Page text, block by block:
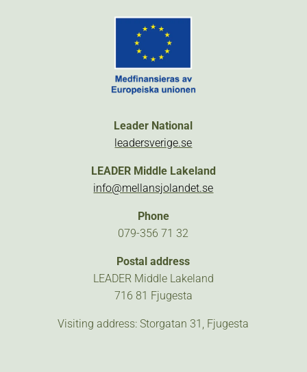
Leader National
leadersverige.se
LEADER Middle Lakeland
info@mellansjolandet.se
Phone
079-356 71 32
Postal address
LEADER Middle Lakeland
716 81 Fjugesta
Visiting address: Storgatan 31, Fjugesta